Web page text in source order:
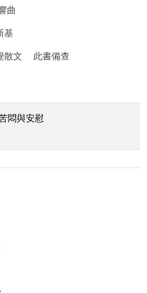
曲
基
散文 此書備查
悶與安慰